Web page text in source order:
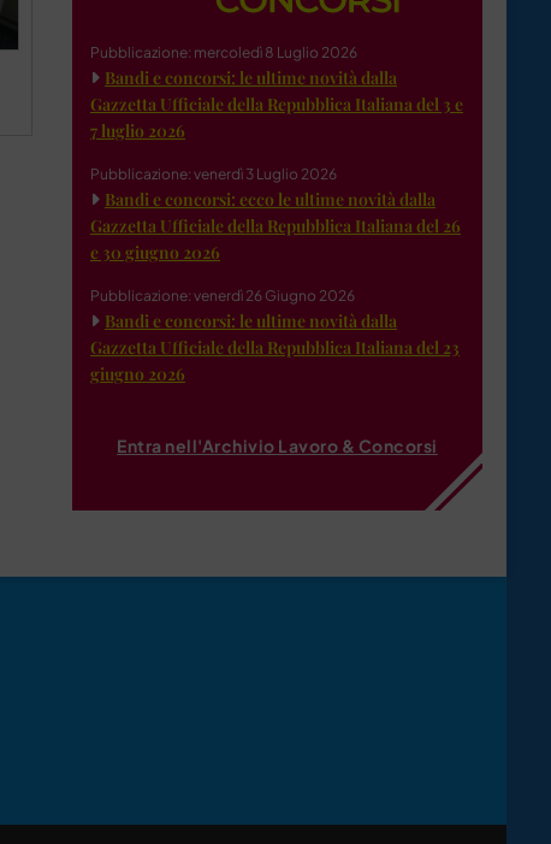
Pubblicazione: mercoledì 8 Luglio 2026
Bandi e concorsi: le ultime novità dalla
Gazzetta Ufficiale della Repubblica Italiana del 3 e
7 luglio 2026
Pubblicazione: venerdì 3 Luglio 2026
Bandi e concorsi: ecco le ultime novità dalla
Gazzetta Ufficiale della Repubblica Italiana del 26
e 30 giugno 2026
Pubblicazione: venerdì 26 Giugno 2026
Bandi e concorsi: le ultime novità dalla
Gazzetta Ufficiale della Repubblica Italiana del 23
giugno 2026
Entra nell'Archivio Lavoro & Concorsi